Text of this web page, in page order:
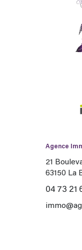
Agence
21
63150 La
04 73 21